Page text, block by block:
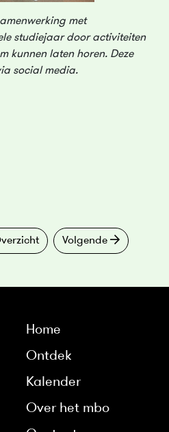
met
studiejaar door activiteiten
kunnen laten horen. Deze
social media.
Volgende
Home
Ontdek
Kalender
Over het mbo